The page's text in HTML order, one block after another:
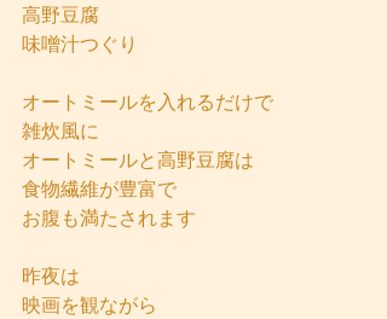
高野豆腐
味噌汁つぐり
オートミールを入れるだけで
雑炊風に
オートミールと高野豆腐は
食物繊維が豊富で
お腹も満たされます
昨夜は
映画を観ながら